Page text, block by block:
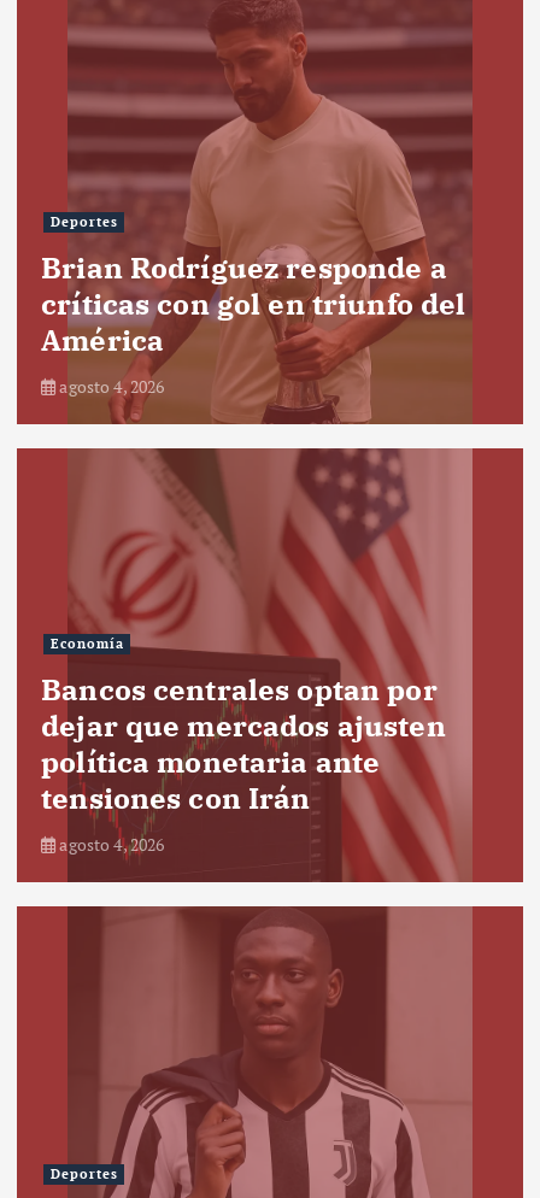
Deportes
Brian Rodríguez responde a
críticas con gol en triunfo del
América
agosto 4, 2026
Economía
Bancos centrales optan por
dejar que mercados ajusten
política monetaria ante
tensiones con Irán
agosto 4, 2026
Deportes